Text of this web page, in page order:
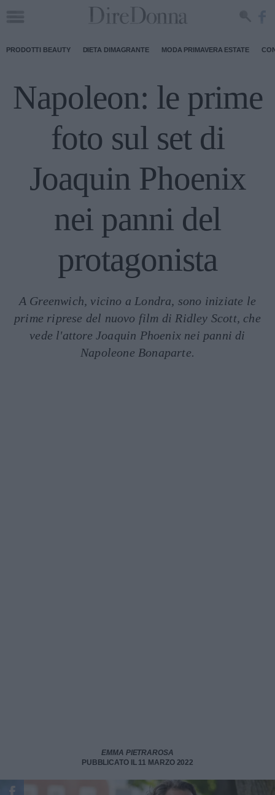
PRODOTTI BEAUTY DIETA DIMAGRANTE MODA PRIMAVERA ESTATE
Napoleon: le prime
foto sul set di
Joaquin Phoenix
nei panni del
protagonista
A Greenwich, vicino a Londra, sono iniziate le
prime riprese del nuovo film di Ridley Scott, che
vede l'attore Joaquin Phoenix nei panni di
Napoleone Bonaparte.
EMMA PIETRAROSA
PUBBLICATO IL 11 MARZO 2022